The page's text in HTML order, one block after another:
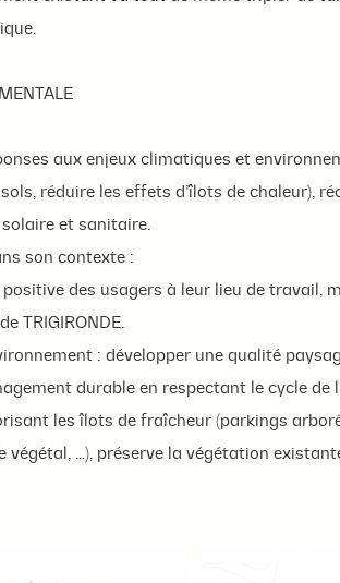
aux enjeux climatiques et
réduire les effets d’îlots de chaleur),
et sanitaire.
son contexte :
des usagers à leur lieu de travail,
TRIGIRONDE.
: développer une qualité
durable en respectant le cycle de
les îlots de fraîcheur (parkings
végétal, …), préserve la végétation